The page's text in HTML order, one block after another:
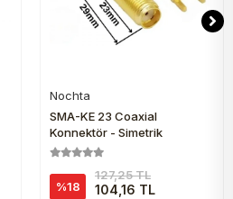
Nochta
SMA-KE 23 Coaxial
Konnektör - Simetrik
%18
127,25 TL
104,16 TL